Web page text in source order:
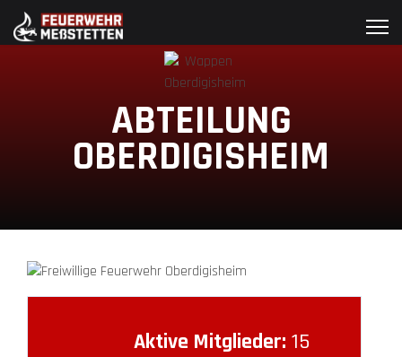
ABTEILUNG
OBERDIGISHEIM
Aktive Mitglieder: 15